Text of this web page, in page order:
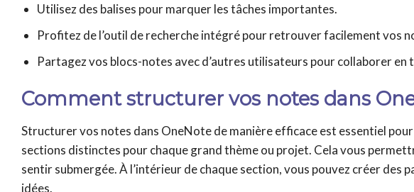
Utilisez des balises pour marquer les tâches importantes.
Profitez de l’outil de recherche intégré pour retrouver facilement vos
Partagez vos blocs-notes avec d’autres utilisateurs pour collaborer en
Comment structurer vos notes dans
Structurer vos notes dans OneNote de manière efficace est essentiel
sections distinctes pour chaque grand thème ou projet. Cela vous
sentir submergée. À l’intérieur de chaque section, vous pouvez créer des
idées.